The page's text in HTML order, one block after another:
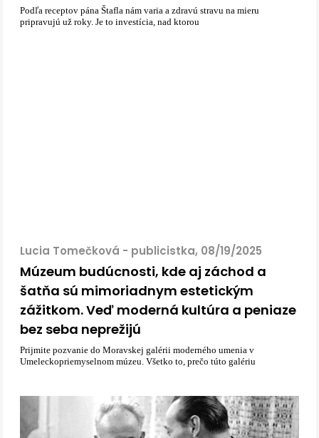
Podľa receptov pána Štafla nám varia a zdravú stravu na mieru
pripravujú už roky. Je to investícia, nad ktorou
Lucia Tomečková - publicistka, 08/19/2025
Múzeum budúcnosti, kde aj záchod a
šatňa sú mimoriadnym estetickým
zážitkom. Veď moderná kultúra a peniaze
bez seba neprežijú
Prijmite pozvanie do Moravskej galérii moderného umenia v
Umeleckopriemyselnom múzeu. Všetko to, prečo túto galériu